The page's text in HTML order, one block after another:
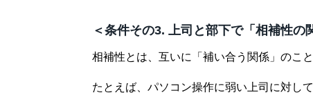
＜条件その3. 上司と部下で「相補性の
相補性とは、互いに「補い合う関係」のこと
たとえば、パソコン操作に弱い上司に対し